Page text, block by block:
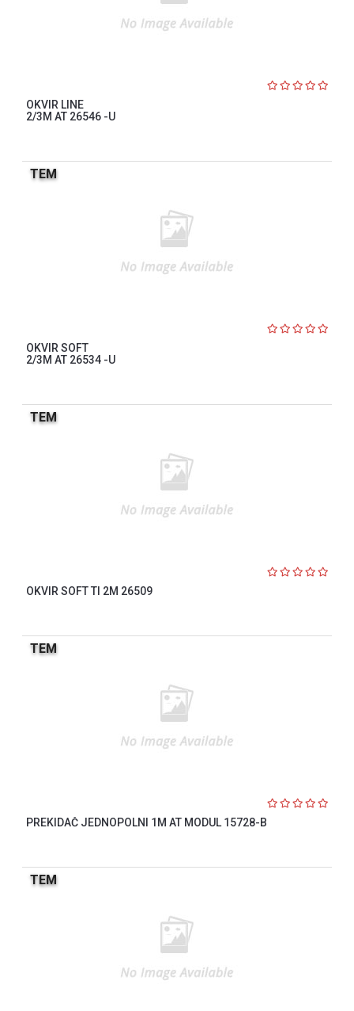
OKVIR LINE
2/3M AT 26546 -U
TEM
OKVIR SOFT
2/3M AT 26534 -U
TEM
OKVIR SOFT TI 2M 26509
TEM
PREKIDAČ JEDNOPOLNI 1M AT MODUL 15728-B
TEM